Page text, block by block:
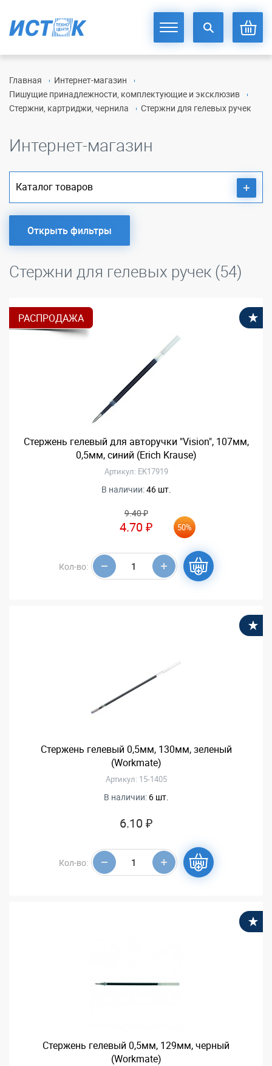
Главная
Интернет-магазин
Пишущие принадлежности, комплектующие и эксклюзив
Стержни, картриджи, чернила
Стержни для гелевых ручек
Интернет-магазин
Каталог товаров
Открыть фильтры
Стержни для гелевых ручек (54)
РАСПРОДАЖА
Стержень гелевый для авторучки "Vision", 107мм,
0,5мм, синий (Erich Krause)
Артикул: EK17919
В наличии:46 шт.
9.40 ₽
4.70 ₽ 50%
Кол-во:
Стержень гелевый 0,5мм, 130мм, зеленый
(Workmate)
Артикул: 15-1405
В наличии: 6 шт.
6.10 ₽
Кол-во:
Стержень гелевый 0,5мм, 129мм, черный
(Workmate)